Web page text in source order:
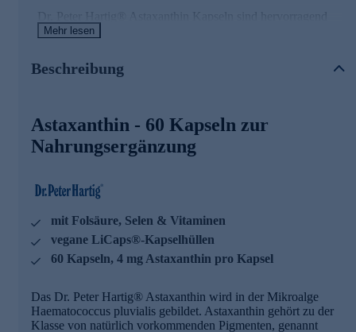
Dr. Peter Hartig® Astaxanthin Kapseln sind hervorragend
für die tägliche Nahrungsergänzung geeignet! Sie lassen sich
Spermidine L Vital und Memory G 400.
Wirkstoffen
• enthält Vitamin B12, Vitamin E, Folsäure und Selen
oxidativem Stress zu schützen
• Vitamin B12 trägt zu einem normalen Energiestoffwechsel
• Vitamin B12 trägt zur Verringerung von Müdigkeit und
Ermüdung bei
• enthält 4 mg Astaxanthin pro Kapsel
Dr. Peter Hartig® forscht für Ihre Gesundheit
Seit über 25 Jahren steht der Name Dr. Peter Hartig® für die
Mehr lesen
Beschreibung
Astaxanthin - 60 Kapseln zur
Nahrungsergänzung
mit Folsäure, Selen & Vitaminen
vegane LiCaps®-Kapselhüllen
60 Kapseln, 4 mg Astaxanthin pro Kapsel
Das Dr. Peter Hartig® Astaxanthin wird in der Mikroalge
Haematococcus pluvialis gebildet. Astaxanthin gehört zu der
Klasse von natürlich vorkommenden Pigmenten, genannt